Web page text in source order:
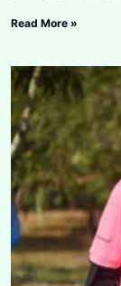
Read More »